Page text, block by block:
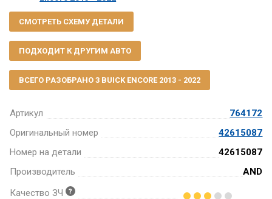
Артикул
764172
Оригинальный номер
42615087
Номер на детали
42615087
Производитель
AND
Качество ЗЧ
СМОТРЕТЬ СХЕМУ ДЕТАЛИ
ПОДХОДИТ К ДРУГИМ АВТО
ВСЕГО РАЗОБРАНО 3 BUICK ENCORE 2013 - 2022